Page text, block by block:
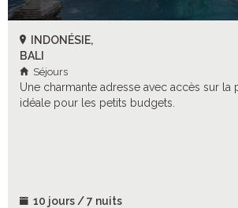
INDONÉSIE,
BALI
Séjours
Une charmante adresse avec accès sur la
idéale pour les petits budgets.
10 jours / 7 nuits